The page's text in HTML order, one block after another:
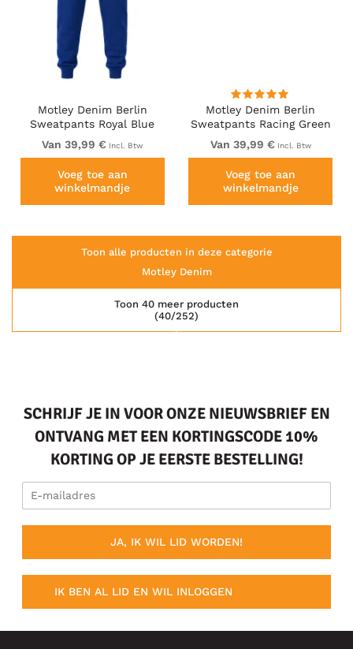
Motley Denim Berlin
Sweatpants Royal Blue
Van 39,99 € Incl. Btw
Voeg toe aan
winkelmandje
Motley Denim Berlin
Sweatpants Racing Green
Van 39,99 € Incl. Btw
Voeg toe aan
winkelmandje
Toon alle producten in deze categorie
Motley Denim
(40/252)
Toon 40 meer producten
SCHRIJF JE IN VOOR ONZE NIEUWSBRIEF EN
ONTVANG MET EEN KORTINGSCODE 10%
KORTING OP JE EERSTE BESTELLING!
JA, IK WIL LID WORDEN!
IK BEN AL LID EN WIL INLOGGEN